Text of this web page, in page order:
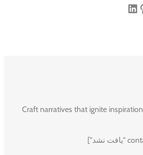
لینکداین
Craft narratives that ignite